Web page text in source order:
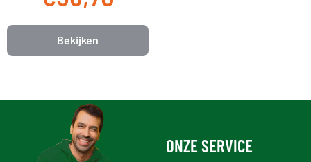
Bekijken
ONZE SERVICE